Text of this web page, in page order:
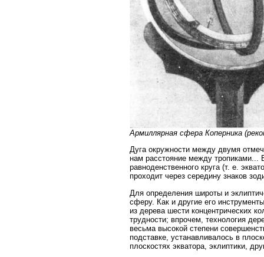
Армиллярная сфера Коперника
Дуга окружности между двумя
нам расстояние между тропиками...
равноденственного круга (т. е.
проходит через середину знаков
Для определения широты и
сферу. Как и другие его
из дерева шести концентрических
трудности; впрочем, технология
весьма высокой степени
подставке, устанавливалось в
плоскостях экватора, эклиптики,